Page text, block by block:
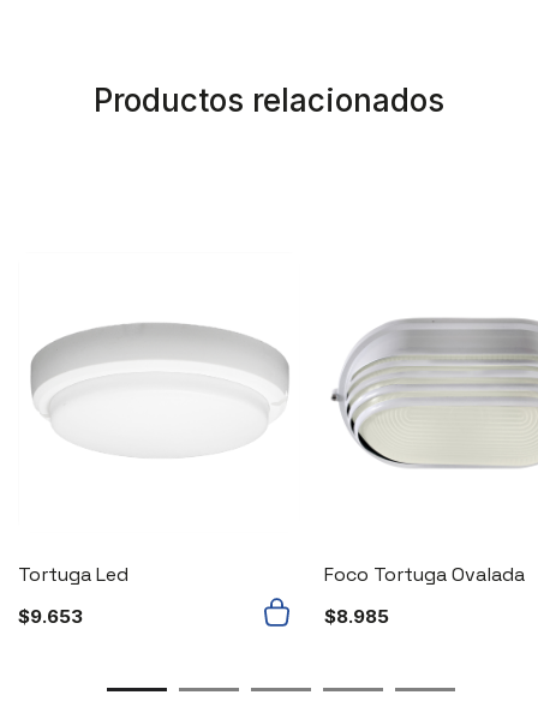
Productos relacionados
Tortuga Led
$9.653
Foco Tortuga Ovalada
$8.985